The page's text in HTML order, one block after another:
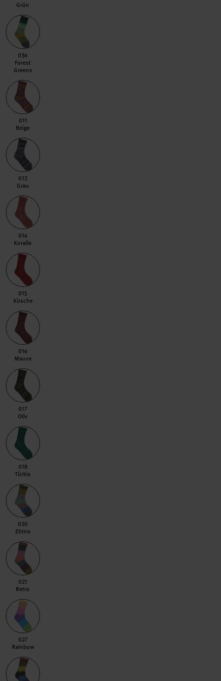
Grün
036 Forest Greens
036
Forest
Greens
011 Beige
011
Beige
012 Grau
012
Grau
014 Koralle
014
Koralle
015 Kirsche
015
Kirsche
016 Mauve
016
Mauve
017 Oliv
017
Oliv
018 Türkis
018
Türkis
020 Ehtno
020
Ehtno
021 Retro
021
Retro
027 Rainbow
027
Rainbow